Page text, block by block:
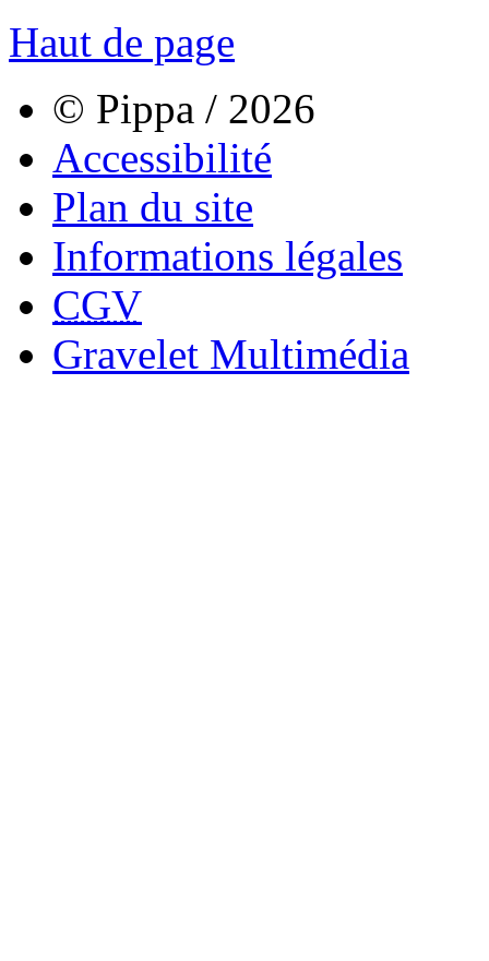
Haut de page
© Pippa / 2026
Accessibilité
Plan du site
Informations légales
CGV
Gravelet Multimédia